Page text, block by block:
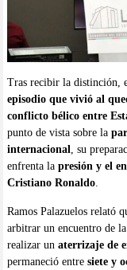
Tras recibir la distinción,
episodio que vivió al
conflicto bélico entre
punto de vista sobre la
internacional, su
enfrenta la presión y el
Cristiano Ronaldo.
Ramos Palazuelos relató
arbitrar un encuentro de la
realizar un aterrizaje de
permaneció entre siete y